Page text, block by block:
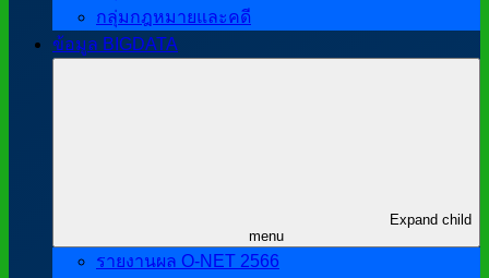
กลุ่มกฎหมายและคดี
ข้อมูล BIGDATA
Expand child
menu
รายงานผล O-NET 2566